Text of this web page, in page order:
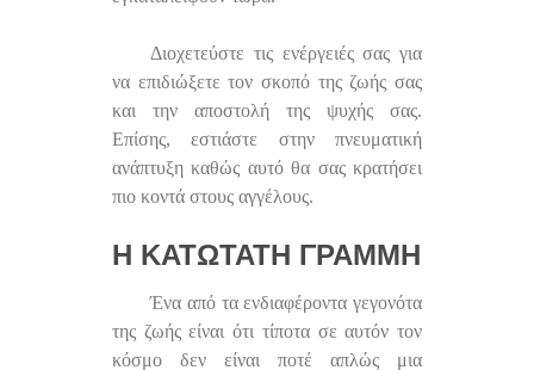
Διοχετεύστε τις ενέργειές σας για
να επιδιώξετε τον σκοπό της ζωής σας
και την αποστολή της ψυχής σας.
Επίσης, εστιάστε στην πνευματική
ανάπτυξη καθώς αυτό θα σας κρατήσει
πιο κοντά στους αγγέλους.
Η ΚΑΤΏΤΑΤΗ ΓΡΑΜΜΉ
Ένα από τα ενδιαφέροντα γεγονότα
της ζωής είναι ότι τίποτα σε αυτόν τον
κόσμο δεν είναι ποτέ απλώς μια